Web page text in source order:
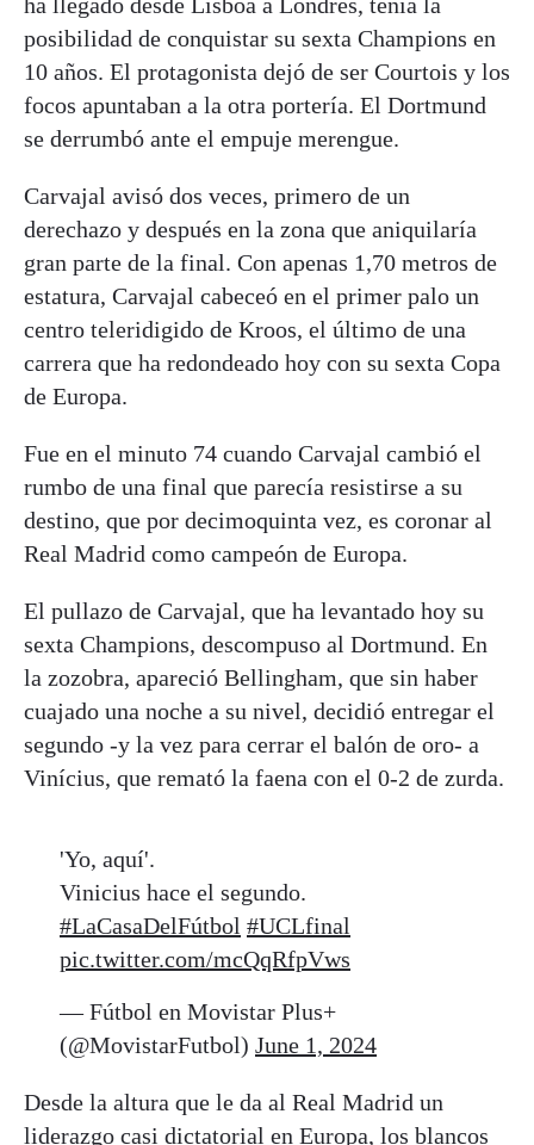
posibilidad de conquistar su sexta Champions en
10 años. El protagonista dejó de ser Courtois y los
focos apuntaban a la otra portería. El Dortmund
se derrumbó ante el empuje merengue.
Carvajal avisó dos veces, primero de un
derechazo y después en la zona que aniquilaría
gran parte de la final. Con apenas 1,70 metros de
estatura, Carvajal cabeceó en el primer palo un
centro teleridigido de Kroos, el último de una
carrera que ha redondeado hoy con su sexta Copa
de Europa.
Fue en el minuto 74 cuando Carvajal cambió el
rumbo de una final que parecía resistirse a su
destino, que por decimoquinta vez, es coronar al
Real Madrid como campeón de Europa.
El pullazo de Carvajal, que ha levantado hoy su
sexta Champions, descompuso al Dortmund. En
la zozobra, apareció Bellingham, que sin haber
cuajado una noche a su nivel, decidió entregar el
segundo -y la vez para cerrar el balón de oro- a
Vinícius, que remató la faena con el 0-2 de zurda.
'Yo, aquí'.
Vinicius hace el segundo.
#LaCasaDelFútbol #UCLfinal
pic.twitter.com/mcQqRfpVws
— Fútbol en Movistar Plus+
(@MovistarFutbol) June 1, 2024
Desde la altura que le da al Real Madrid un
liderazgo casi dictatorial en Europa, los blancos